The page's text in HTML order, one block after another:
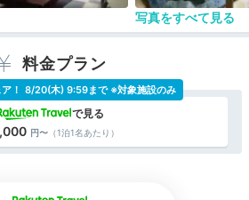
写真をすべて見る
料金プラン
（1泊1名あたり）
！ 8/20(木) 9:59まで ※対象施設のみ